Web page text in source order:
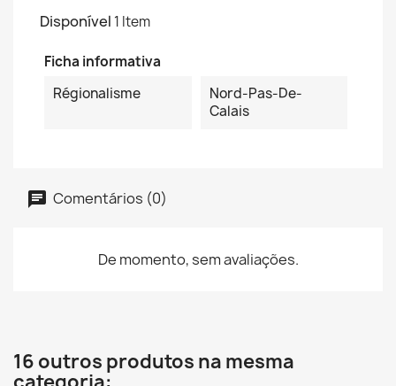
Disponível 1 Item
Ficha informativa
Régionalisme
Nord-Pas-De-
Calais
Comentários (0)
De momento, sem avaliações.
16 outros produtos na mesma